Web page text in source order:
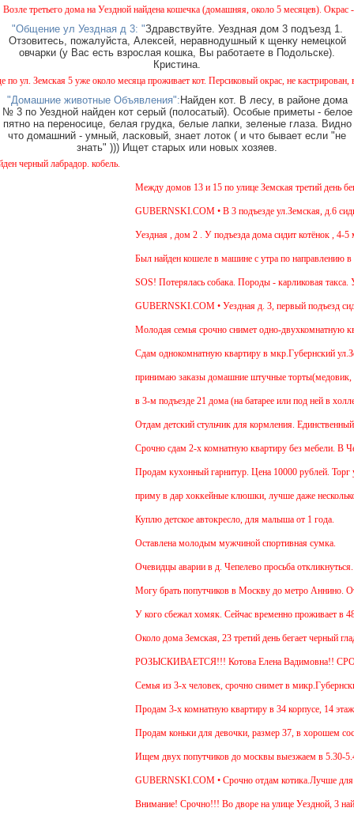
третьего дома на Уездной найдена кошечка (домашняя, около 5 месяцев). Окрас -
"Общение ул Уездная д 3: "Здравствуйте. Уездная дом 3 подъезд 1.
Отзовитесь, пожалуйста, Алексей, неравнодушный к щенку немецкой
овчарки (у Вас есть взрослая кошка, Вы работаете в Подольске).
Кристина.
Земская 5 уже около месяца проживает кот. Персиковый окрас, не кастрирован,
"Домашние животные Объявления": Найден кот. В лесу, в районе дома
№ 3 по Уездной найден кот серый (полосатый). Особые приметы - белое
пятно на переносице, белая грудка, белые лапки, зеленые глаза. Видно
что домашний - умный, ласковый, знает лоток ( и что бывает если "не
знать" ))) Ищет старых или новых хозяев.
лабрадор. кобель.
Между домов 13 и 15 по улице Земская третий день
GUBERNSKI.COM • В 3 подъезде ул.Земская, д.6
Уездная , дом 2 . У подъезда дома сидит котёнок , 4-5
Был найден кошеле в машине с утра по направлению в
SOS! Потерялась собака. Породы - карликовая такса.
GUBERNSKI.COM • Уездная д. 3, первый подъезд
Молодая семья срочно снимет одно-двухкомнатную
Cдам однокомнатную квартиру в мкр.Губернский
принимаю заказы домашние штучные торты(медовик,
в 3-м подъезде 21 дома (на батарее или под ней в
Отдам детский стульчик для кормления. Единственный
Срочно сдам 2-х комнатную квартиру без мебели. В
Продам кухонный гарнитур. Цена 10000 рублей. Торг
приму в дар хоккейные клюшки, лучше даже несколько:)
Куплю детское автокресло, для малыша от 1 года.
Оставлена молодым мужчиной спортивная сумка.
Очевидцы аварии в д. Чепелево просьба откликнуться.
Могу брать попутчиков в Москву до метро Аннино.
У кого сбежал хомяк. Сейчас временно проживает в
Около дома Земская, 23 третий день бегает черный
РОЗЫСКИВАЕТСЯ!!! Котова Елена Вадимовна!!
Семья из 3-х человек, срочно снимет в
Продам 3-х комнатную квартиру в 34 корпусе, 14
Продам коньки для девочки, размер 37, в хорошем
Ищем двух попутчиков до москвы выезжаем в 5.30-
GUBERNSKI.COM • Срочно отдам котика.Лучше для
Внимание! Срочно!!! Во дворе на улице Уездной, 3